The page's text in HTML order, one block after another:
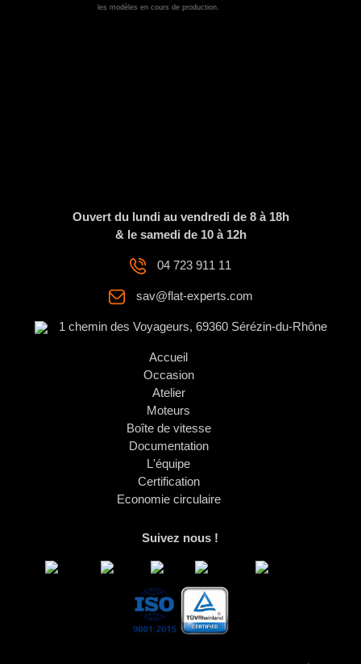
les modèles en cours de production.
Ouvert du lundi au vendredi de 8 à 18h
& le samedi de 10 à 12h
04 723 911 11
sav@flat-experts.com
1 chemin des Voyageurs, 69360 Sérézin-du-Rhône
Accueil
Occasion
Atelier
Moteurs
Boîte de vitesse
Documentation
L'équipe
Certification
Economie circulaire
Suivez nous !